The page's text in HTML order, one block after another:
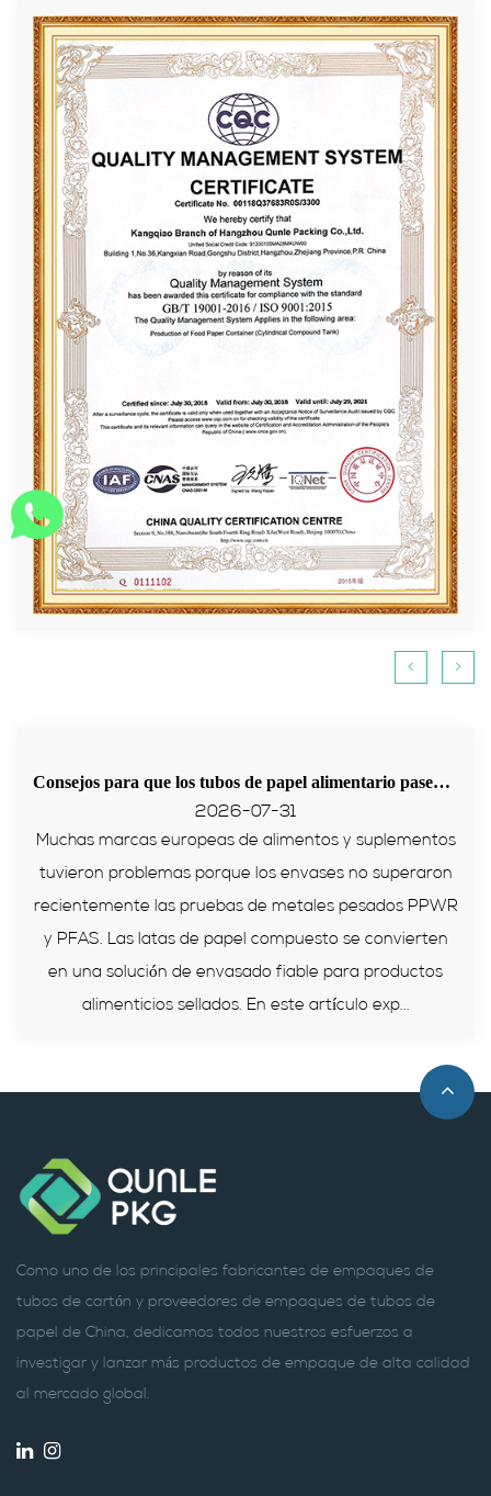
< >
Consejos para que los tubos de papel alimentario pasen la prueba PPWR de la UE
2026-07-31
Muchas marcas europeas de alimentos y suplementos
tuvieron problemas porque los envases no superaron
recientemente las pruebas de metales pesados ​​PPWR
y PFAS. Las latas de papel compuesto se convierten
en una solución de envasado fiable para productos
alimenticios sellados. En este artículo exp...
Como uno de los principales fabricantes de empaques de
tubos de cartón y proveedores de empaques de tubos de
papel de China, dedicamos todos nuestros esfuerzos a
investigar y lanzar más productos de empaque de alta calidad
al mercado global.